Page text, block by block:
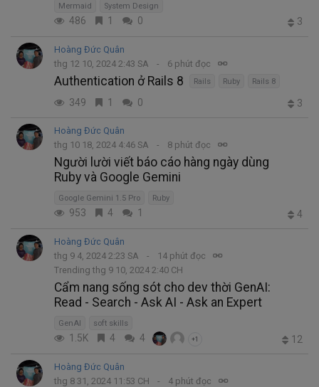
Mermaid System Design
486 1 0 3
Hoàng Đức Quân
thg 12 10, 2024 2:43 SA
6 phút đọc
Authentication ở Rails 8 Rails Ruby Rails 8
349 1 0 3
Hoàng Đức Quân
thg 10 18, 2024 4:46 SA
8 phút đọc
Người lười viết báo cáo hàng ngày dùng
Ruby và Google Gemini
Google Gemini 1.5 Pro Ruby
953 4 1 4
Hoàng Đức Quân
thg 9 4, 2024 2:23 SA
14 phút đọc
Trending thg 9 10, 2024 2:40 CH
Cẩm nang sống sót cho dev thời GenAI:
Read - Search - Ask AI - Ask an Expert
GenAI soft skills
1.5K 4 4 +1 12
Hoàng Đức Quân
thg 8 31, 2024 11:53 CH
4 phút đọc